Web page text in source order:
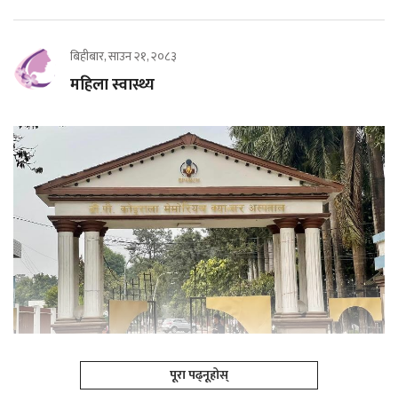
बिहीबार, साउन २१, २०८३
महिला स्वास्थ्य
पूरा पढ्नूहोस्